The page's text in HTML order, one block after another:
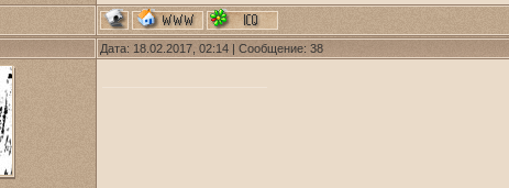
Дата: 18.02.2017, 02:14 | Сообщение: 38